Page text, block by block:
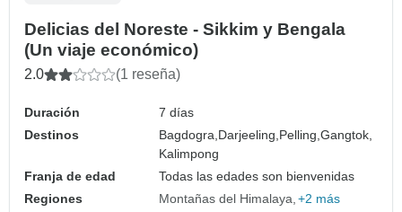
Delicias del Noreste - Sikkim y Bengala
(Un viaje económico)
2.0 (1 reseña)
Duración
7 días
Destinos
Bagdogra, Darjeeling, Pelling,Gangtok,
Kalimpong
Franja de edad
Todas las edades son bienvenidas
Regiones
Montañas del Himalaya +2 más